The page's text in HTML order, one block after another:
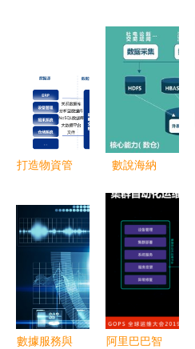
務 從原始
信號到智慧
決策的關鍵
打造物資管
物資主數據
治理助力夯
實供應鏈管
理基礎
數說海納
頸，實現高
效大數據管
理與處理
數據服務與
阿里巴巴智